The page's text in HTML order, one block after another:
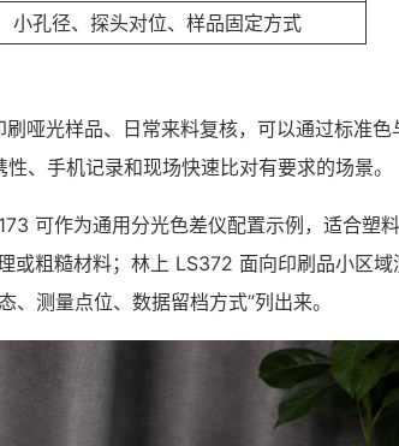
小孔径、探头对位、样品固定方式
哑光样品、日常来料复核，可以通过标准色
、手机记录和现场快速比对有要求的场景。
可作为通用分光色差仪配置示例，适合塑
或粗糙材料；林上 LS372 面向印刷品小区域
测量点位、数据留档方式”列出来。